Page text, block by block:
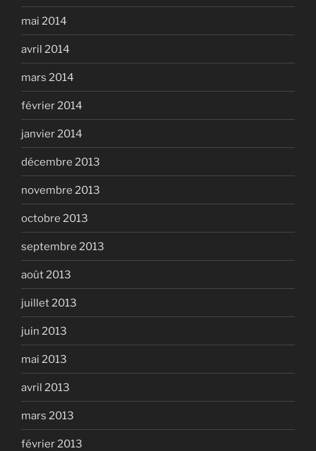
mai 2014
avril 2014
mars 2014
février 2014
janvier 2014
décembre 2013
novembre 2013
octobre 2013
septembre 2013
août 2013
juillet 2013
juin 2013
mai 2013
avril 2013
mars 2013
février 2013